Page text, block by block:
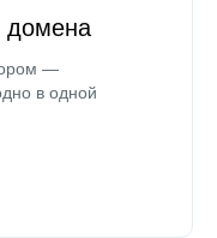
домена
—
в одной